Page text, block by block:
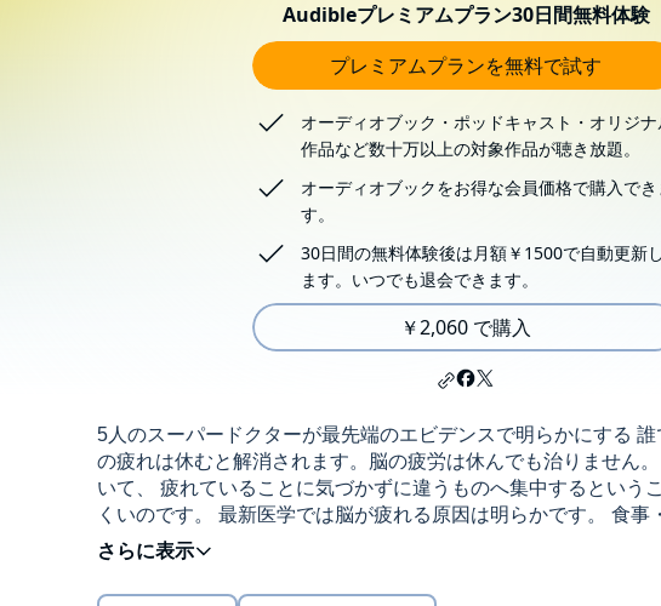
Audibleプレミアムプラン30日間無料体験
プレミアムプランを無料で試す
オーディオブック・ポッドキャスト・オリジ
作品など数十万以上の対象作品が聴き放題。
オーディオブックをお得な会員価格で購入でき
す。
30日間の無料体験後は月額￥1500で自動更新し
ます。いつでも退会できます。
￥2,060 で購入
5人のスーパードクターが最先端のエビデンスで明らかにする
の疲れは休むと解消されます。脳の疲労は休んでも治りません
いて、 疲れていることに気づかずに違うものへ集中するという
くいのです。 最新医学では脳が疲れる原因は明らかです。 食
労は防げるのです。 ◎予測と現実のギャップが脳を疲れさせる
◎ハードに働いてもストレスにならないマインドセット ◎脳を
くなる栄養素 ◎脳のポテンシャルを発揮する栄養素 ◎脳科学に